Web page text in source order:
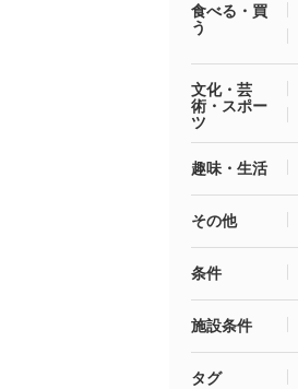
食べる・買
う
文化・芸
術・スポー
ツ
趣味・生活
その他
条件
施設条件
タグ